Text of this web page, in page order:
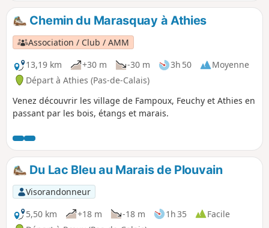
Chemin du Marasquay à Athies
Association / Club / AMM
13,19 km
+30 m -30 m 3h 50
Moyenne
Départ à Athies (Pas-de-Calais)
Venez découvrir les village de Fampoux, Feuchy et Athies en
passant par les bois, étangs et marais.
Du Lac Bleu au Marais de Plouvain
Visorandonneur
5,50 km
+18 m -18 m 1h 35
Facile